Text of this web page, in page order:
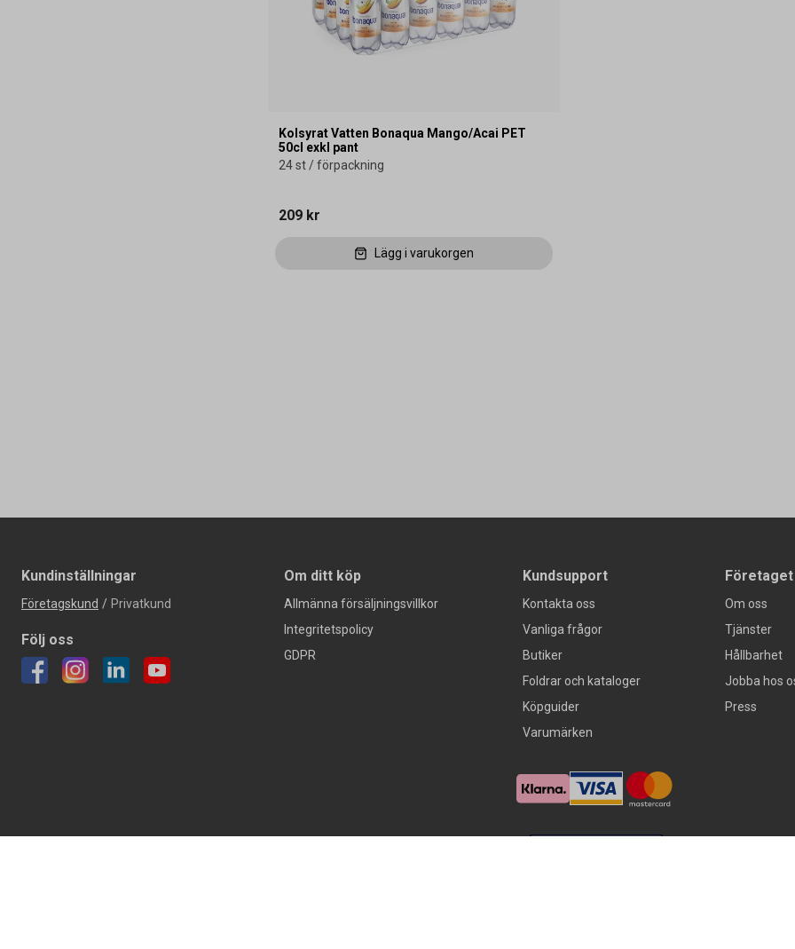
Kolsyrat Vatten Bonaqua Mango/Acai PET
50cl exkl pant
24 st / förpackning
209 kr
Lägg i varukorgen
Kundinställningar
Företagskund / Privatkund
Följ oss
Om ditt köp
Allmänna försäljningsvillkor
Integritetspolicy
GDPR
Kundsupport
Kontakta oss
Vanliga frågor
Butiker
Foldrar och kataloger
Köpguider
Varumärken
Företaget
Om oss
Tjänster
Hållbarhet
Jobba hos
Press